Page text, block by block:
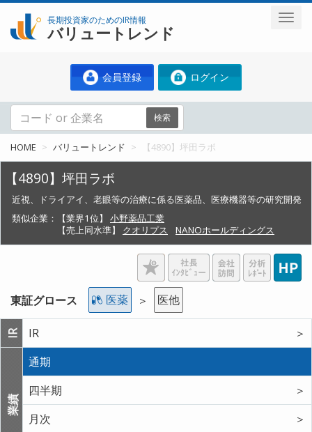
長期投資家のためのIR情報
バリュートレンド
会員登録 ログイン
検索
HOME バリュートレンド 【4890】坪田ラボ
【4890】坪田ラボ
近視、ドライアイ、老眼等の治療に係る医薬品、医療機器等の研究開発
類似企業：
【業界1位】
小野薬品工業
【売上同水準】
クオリプス NANOホールディングス
東証グロース 医薬 ＞ 医他
IR IR ＞
業績
通期
四半期
＞
月次
＞